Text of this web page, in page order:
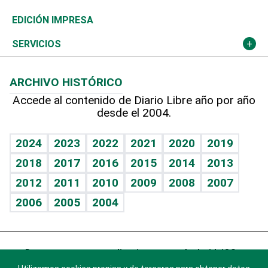
Caribe
Resto del mundo
Global y variable
Economía personal
Novedades
Podcast Arte Libre
Hablando con el pediatra
Vida y familia
Eñe
Celebrando la vida
Sin complejos
En pocas palabras
Olimpismo
Más deportes
TBT Deportivo
Noticiero Poteleche
Columnistas
Más firmas
Martes de tecnología
Cambio climático
Deportes
Opinión
Hecho en casa
Guía del dinero
EDICIÓN IMPRESA
SERVICIOS
Cumpleaños
Horóscopos
Crucigramas
ARCHIVO HISTÓRICO
Accede al contenido de Diario Libre año por año
desde el 2004.
2024 2023 2022 2021 2020
2019
2018
2017 2016 2015 2014
2013
2012
2011 2010 2009 2008
2007
2006
2005 2004
Descarga nuestras aplicaciones para Android, iOS y
sistema Huawei.